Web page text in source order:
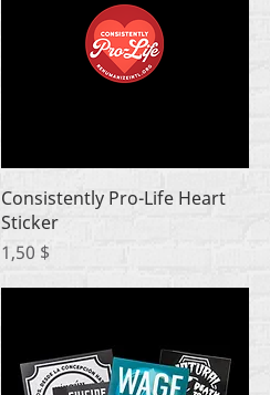
Быстрый просмотр
Consistently Pro-Life Heart
Sticker
Цена
1,50 $